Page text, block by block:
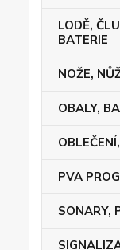
LODĚ,
BATERIE
NOŽE,
OBALY,
PVA
SONARY,